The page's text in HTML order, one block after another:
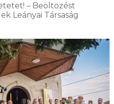
– Beöltözést
Leányai Társaság